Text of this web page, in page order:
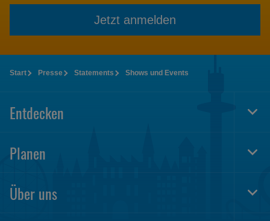
Jetzt anmelden
Start Presse Statements Shows und Events
Entdecken
Planen
Über uns